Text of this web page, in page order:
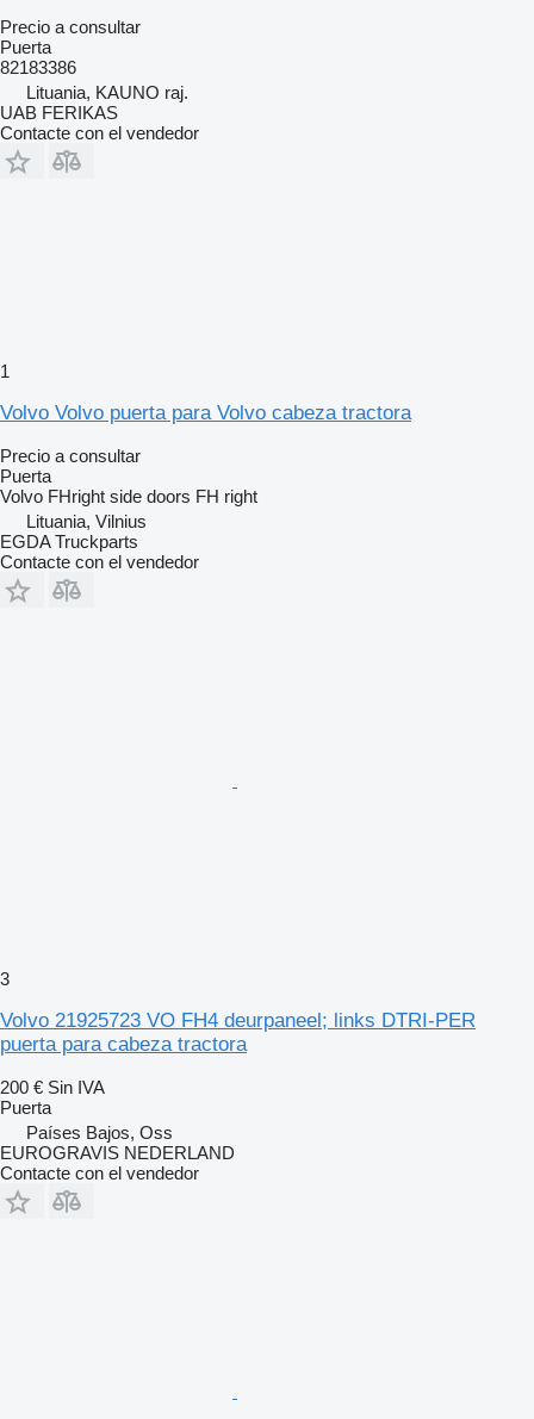
Precio a consultar
Puerta
82183386
Lituania, KAUNO raj.
UAB FERIKAS
Contacte con el vendedor
1
Volvo Volvo puerta para Volvo cabeza tractora
Precio a consultar
Puerta
Volvo FHright side doors FH right
Lituania, Vilnius
EGDA Truckparts
Contacte con el vendedor
3
Volvo 21925723 VO FH4 deurpaneel; links DTRI-PER
puerta para cabeza tractora
200 € Sin IVA
Puerta
Países Bajos, Oss
EUROGRAVIS NEDERLAND
Contacte con el vendedor